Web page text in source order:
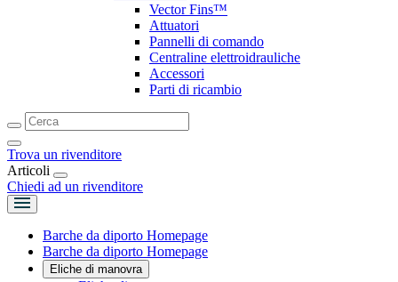
Vector Fins™
Attuatori
Pannelli di comando
Centraline elettroidrauliche
Accessori
Parti di ricambio
Trova un rivenditore
Articoli
Chiedi ad un rivenditore
Barche da diporto Homepage
Barche da diporto Homepage
Eliche di manovra